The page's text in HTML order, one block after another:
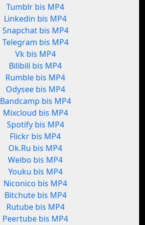
Tumblr bis MP4
Linkedin bis MP4
Snapchat bis MP4
Telegram bis MP4
Vk bis MP4
Bilibili bis MP4
Rumble bis MP4
Odysee bis MP4
Bandcamp bis MP4
Mixcloud bis MP4
Spotify bis MP4
Flickr bis MP4
Ok.Ru bis MP4
Weibo bis MP4
Youku bis MP4
Niconico bis MP4
Bitchute bis MP4
Rutube bis MP4
Peertube bis MP4